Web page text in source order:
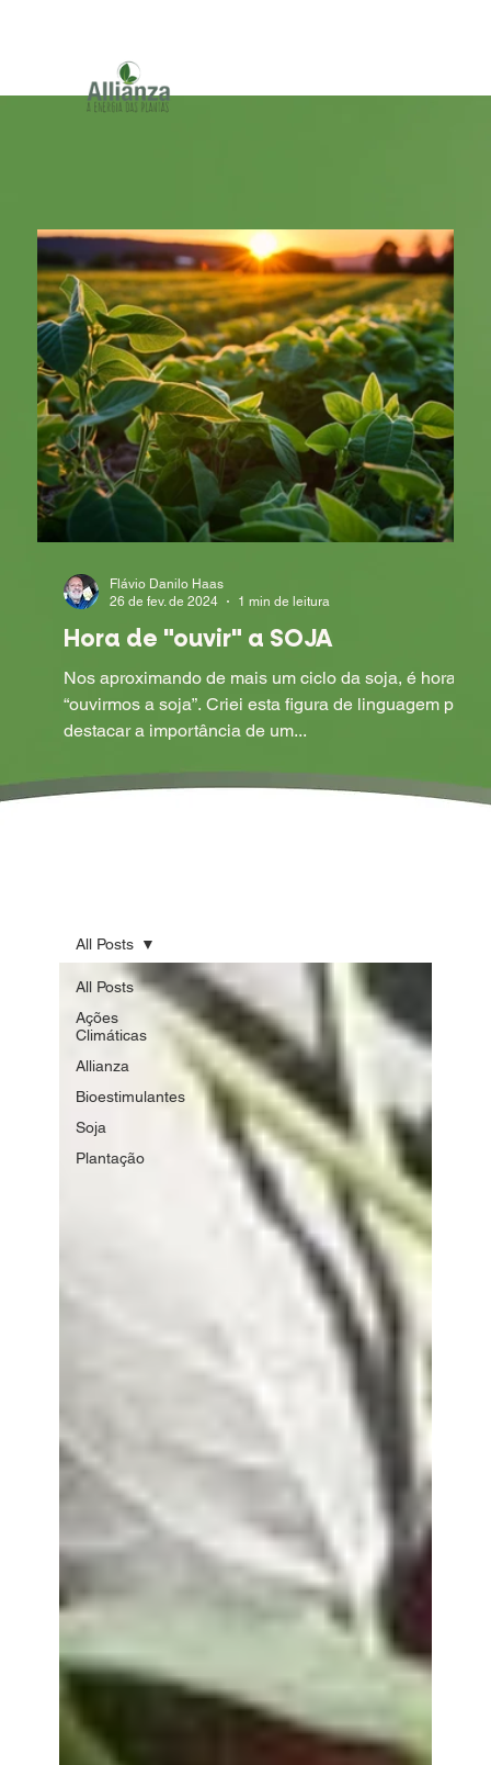
Hora de "ouvir" a SOJA
Nos aproximando de mais um ciclo da soja, é hora de
“ouvirmos a soja”. Criei esta figura de linguagem para
destacar a importância de um...
Flávio Danilo Haas
26 de fev. de 2024
1 min de leitura
All Posts
Ações
Climáticas
Allianza
Bioestimulantes
Soja
Plantação
All Posts